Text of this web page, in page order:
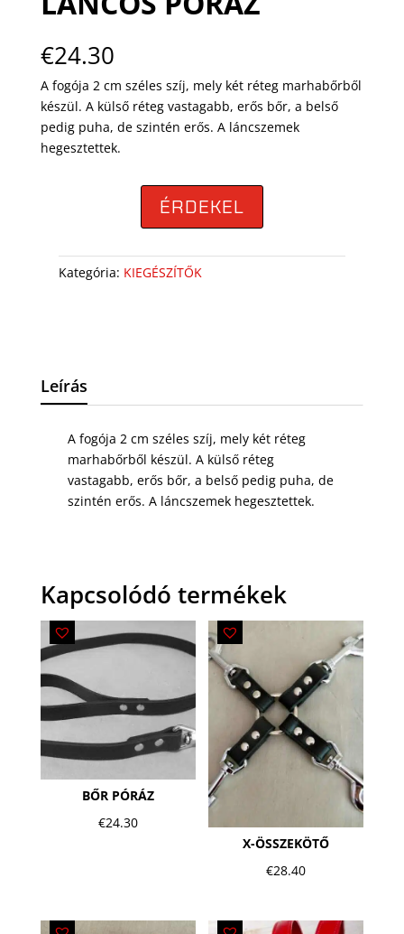
€24.30
A fogója 2 cm széles szíj, mely két réteg marhabőrből
készül. A külső réteg vastagabb, erős bőr, a belső
pedig puha, de szintén erős. A láncszemek
hegesztettek.
ÉRDEKEL
Kategória: KIEGÉSZÍTŐK
Leírás
A fogója 2 cm széles szíj, mely két réteg
marhabőrből készül. A külső réteg
vastagabb, erős bőr, a belső pedig puha, de
szintén erős. A láncszemek hegesztettek.
Kapcsolódó termékek
BŐR PÓRÁZ
€24.30
X-ÖSSZEKÖTŐ
€28.40